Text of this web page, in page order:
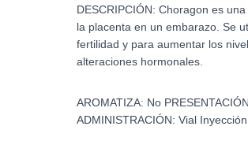
DESCRIPCIÓN: Choragon es
la placenta en un embarazo. Se
fertilidad y para aumentar los
alteraciones hormonales.
AROMATIZA: No
ADMINISTRACIÓN: Vial Inyección